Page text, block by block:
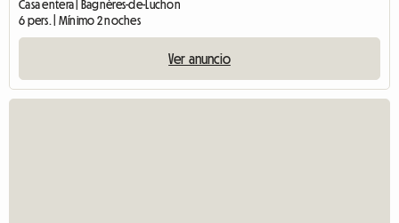
Casa entera | Bagnères-de-Luchon
6 pers. | Mínimo 2 noches
Ver anuncio